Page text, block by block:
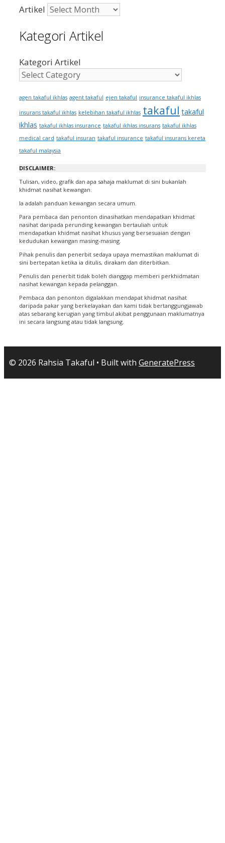
Artikel
Kategori Artikel
Kategori Artikel
agen takaful ikhlas agent takaful ejen takaful insurance takaful ikhlas
insurans takaful ikhlas kelebihan takaful ikhlas takaful takaful
ikhlas takaful ikhlas insurance takaful ikhlas insurans takaful ikhlas
medical card takaful insuran takaful insurance takaful insurans kereta
takaful malaysia
DISCLAIMER:
Tulisan, video, grafik dan apa sahaja maklumat di sini bukanlah
khidmat nasihat kewangan.
Ia adalah panduan kewangan secara umum.
Para pembaca dan penonton dinasihatkan mendapatkan khidmat
nasihat daripada perunding kewangan bertauliah untuk
mendapatkan khidmat nasihat khusus yang bersesuaian dengan
kedudukan kewangan masing-masing.
Pihak penulis dan penerbit sedaya upaya memastikan maklumat di
sini bertepatan ketika ia ditulis, dirakam dan diterbitkan.
Penulis dan penerbit tidak boleh dianggap memberi perkhidmatan
nasihat kewangan kepada pelanggan.
Pembaca dan penonton digalakkan mendapat khidmat nasihat
daripada pakar yang berkelayakan dan kami tidak bertanggungjawab
atas sebarang kerugian yang timbul akibat penggunaan maklumatnya
ini secara langsung atau tidak langsung.
© 2026 Rahsia Takaful • Built with GeneratePress